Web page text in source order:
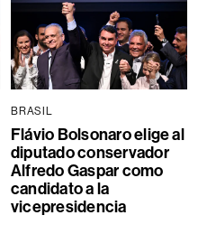
BRASIL
Flávio Bolsonaro elige al
diputado conservador
Alfredo Gaspar como
candidato a la
vicepresidencia